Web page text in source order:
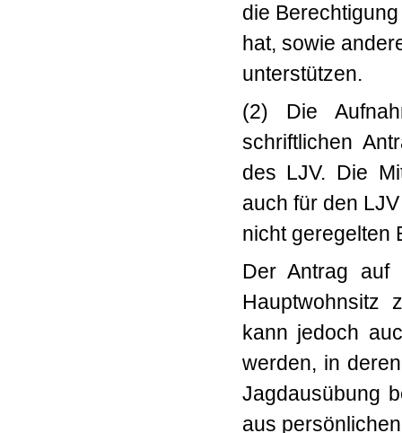
die
hat, sowie
unterstützen.
(2) Die
schriftlichen
des LJV. Die
auch für den
nicht geregelten
Der Antrag
Hauptwohnsitz
kann jedoch
werden, in
Jagdausübung
aus